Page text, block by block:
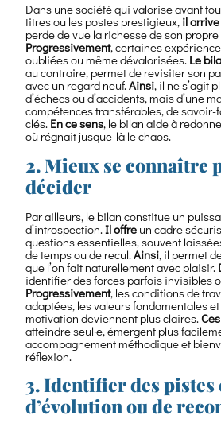
Dans une société qui valorise avant
titres ou les postes prestigieux, il
perde de vue la richesse de son
Progressivement, certaines
oubliées ou même dévalorisées. Le
au contraire, permet de revisiter son
avec un regard neuf.Ainsi, il ne s’agit
d’échecs ou d’accidents, mais d’une
compétences transférables, de
clés. En ce sens, le bilan aide à
où régnait jusque-là le chaos.
2. Mieux se connaître
décider
Par ailleurs, le bilan constitue un
d’introspection.Il offre un cadre
questions essentielles, souvent
de temps ou de recul.Ainsi, il permet
que l’on fait naturellement avec plaisir.
identifier des forces parfois invisibles
Progressivement, les conditions de
adaptées, les valeurs fondamentales
motivation deviennent plus claires.
atteindre seul·e, émergent plus
accompagnement méthodique et
réflexion.
3. Identifier des pistes
d’évolution ou de